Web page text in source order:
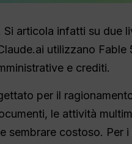
articola infatti su due
utilizzano Fable
e crediti.
per il
le attività
sembrare costoso. Per i